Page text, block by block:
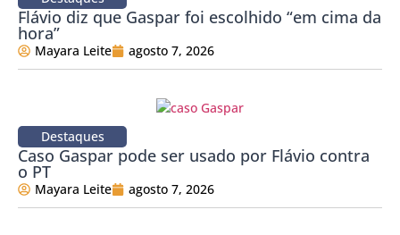
Flávio diz que Gaspar foi escolhido “em cima da
hora”
Mayara Leite agosto 7, 2026
Destaques
Caso Gaspar pode ser usado por Flávio contra
o PT
Mayara Leite agosto 7, 2026